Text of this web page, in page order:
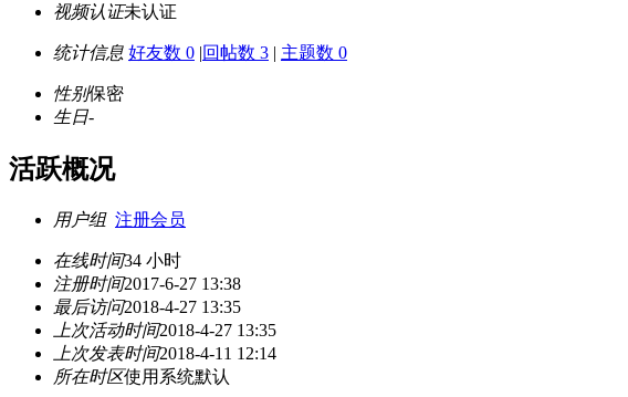
视频认证未认证
统计信息 好友数 0 |回帖数 3 | 主题数 0
性别保密
生日-
活跃概况
用户组 注册会员
在线时间34 小时
注册时间2017-6-27 13:38
最后访问2018-4-27 13:35
上次活动时间2018-4-27 13:35
上次发表时间2018-4-11 12:14
所在时区使用系统默认